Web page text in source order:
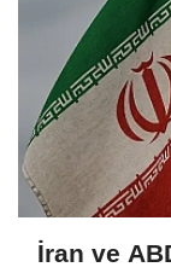
İran ve